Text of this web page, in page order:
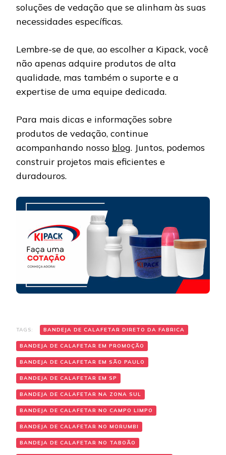
soluções de vedação que se alinham às suas
necessidades específicas.
Lembre-se de que, ao escolher a Kipack, você
não apenas adquire produtos de alta
qualidade, mas também o suporte e a
expertise de uma equipe dedicada.
Para mais dicas e informações sobre
produtos de vedação, continue
acompanhando nosso blog. Juntos, podemos
construir projetos mais eficientes e
duradouros.
TAGS: BANDEJA DE CALAFETAR DIRETO DA FABRICA
BANDEJA DE CALAFETAR EM PROMOÇÃO
BANDEJA DE CALAFETAR EM SÃO PAULO
BANDEJA DE CALAFETAR EM SP
BANDEJA DE CALAFETAR NA ZONA SUL
BANDEJA DE CALAFETAR NO CAMPO LIMPO
BANDEJA DE CALAFETAR NO MORUMBI
BANDEJA DE CALAFETAR NO TABOÃO